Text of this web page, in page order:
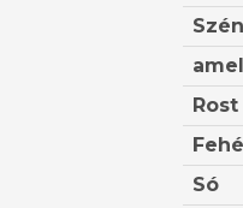
Rost
Só